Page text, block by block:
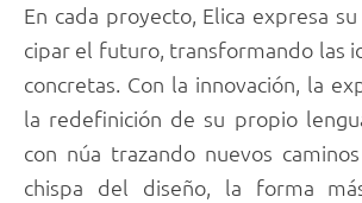
En cada proyecto, Elica expresa
cipar el futuro, transformando las
concretas. Con la innovación, la
la redefinición de su propio
con núa trazando nuevos
chispa del diseño, la forma